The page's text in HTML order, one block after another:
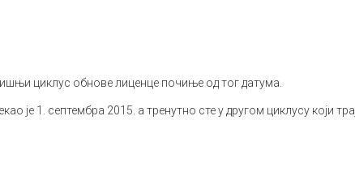
циклус обнове лиценце почиње од тог датума.
је 1. септембра 2015. а тренутно сте у другом циклусу који